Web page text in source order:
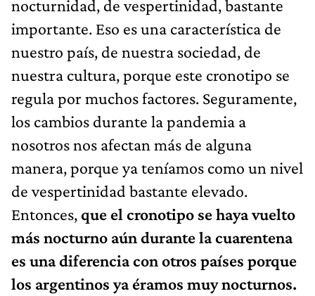
nocturnidad, de vespertinidad, bastante
importante. Eso es una característica de
nuestro país, de nuestra sociedad, de
nuestra cultura, porque este cronotipo se
regula por muchos factores. Seguramente,
los cambios durante la pandemia a
nosotros nos afectan más de alguna
manera, porque ya teníamos como un nivel
de vespertinidad bastante elevado.
Entonces, que el cronotipo se haya vuelto
más nocturno aún durante la cuarentena
es una diferencia con otros países porque
los argentinos ya éramos muy nocturnos.